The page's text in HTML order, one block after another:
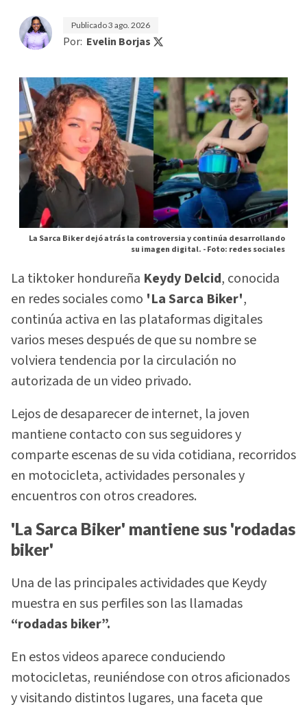
Publicado3 ago. 2026
Por: Evelin Borjas
La Sarca Biker dejó atrás la controversia y continúa desarrollando
su imagen digital. -Foto: redes sociales
La tiktoker hondureña Keydy Delcid, conocida
en redes sociales como 'La Sarca Biker',
continúa activa en las plataformas digitales
varios meses después de que su nombre se
volviera tendencia por la circulación no
autorizada de un video privado.
Lejos de desaparecer de internet, la joven
mantiene contacto con sus seguidores y
comparte escenas de su vida cotidiana, recorridos
en motocicleta, actividades personales y
encuentros con otros creadores.
'La Sarca Biker' mantiene sus 'rodadas
biker'
Una de las principales actividades que Keydy
muestra en sus perfiles son las llamadas
“rodadas biker”.
En estos videos aparece conduciendo
motocicletas, reuniéndose con otros aficionados
y visitando distintos lugares, una faceta que